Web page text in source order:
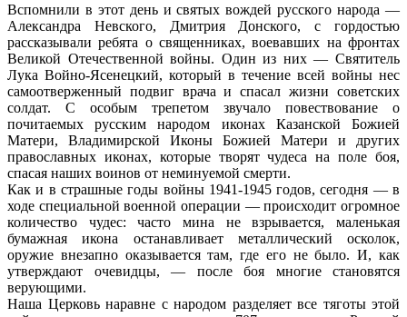
Вспомнили в этот день и святых вождей русского народа —
Александра Невского, Дмитрия Донского, с гордостью
рассказывали ребята о священниках, воевавших на фронтах
Великой Отечественной войны. Один из них — Святитель
Лука Войно-Ясенецкий, который в течение всей войны нес
самоотверженный подвиг врача и спасал жизни советских
солдат. С особым трепетом звучало повествование о
почитаемых русским народом иконах Казанской Божией
Матери, Владимирской Иконы Божией Матери и других
православных иконах, которые творят чудеса на поле боя,
спасая наших воинов от неминуемой смерти.
Как и в страшные годы войны 1941-1945 годов, сегодня — в
ходе специальной военной операции — происходит огромное
количество чудес: часто мина не взрывается, маленькая
бумажная икона останавливает металлический осколок,
оружие внезапно оказывается там, где его не было. И, как
утверждают очевидцы, — после боя многие становятся
верующими.
Наша Церковь наравне с народом разделяет все тяготы этой